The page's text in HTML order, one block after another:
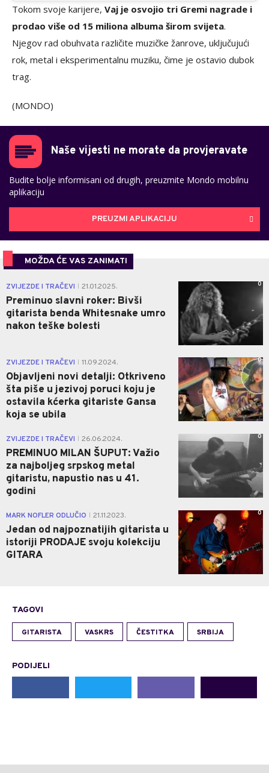
Tokom svoje karijere, Vaj je osvojio tri Gremi nagrade i
prodao više od 15 miliona albuma širom svijeta.
Njegov rad obuhvata različite muzičke žanrove, uključujući
rok, metal i eksperimentalnu muziku, čime je ostavio dubok
trag.
(MONDO)
Naše vijesti ne morate da provjeravate
Budite bolje informisani od drugih, preuzmite Mondo mobilnu
aplikaciju
PREUZMI APLIKACIJU
MOŽDA ĆE VAS ZANIMATI
ZVIJEZDE I TRAČEVI 21.01.2025.
Preminuo slavni roker: Bivši
gitarista benda Whitesnake umro
nakon teške bolesti
0
ZVIJEZDE I TRAČEVI 11.09.2024.
Objavljeni novi detalji: Otkriveno
šta piše u jezivoj poruci koju je
ostavila kćerka gitariste Gansa
koja se ubila
0
ZVIJEZDE I TRAČEVI 26.06.2024.
PREMINUO MILAN ŠUPUT: Važio
za najboljeg srpskog metal
gitaristu, napustio nas u 41.
godini
0
MARK NOFLER ODLUČIO 21.11.2023.
Jedan od najpoznatijih gitarista u
istoriji PRODAJE svoju kolekciju
GITARA
0
TAGOVI
GITARISTA VASKRS ČESTITKA SRBIJA
PODIJELI